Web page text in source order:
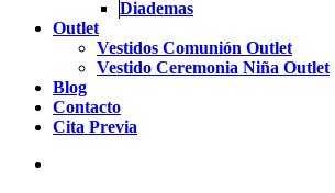
Diademas
Outlet
Vestidos Comunión Outlet
Vestido Ceremonia Niña Outlet
Blog
Contacto
Cita Previa